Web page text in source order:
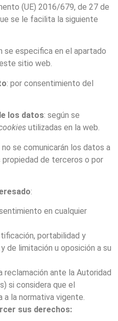
(UE) 2016/679, de 27 de
se le facilita la siguiente
se especifica en el apartado
sitio web.
: por consentimiento del
los datos: según se
utilizadas en la web.
no se comunicarán los datos a
de terceros o por
:
en cualquier
portabilidad y
de limitación u oposición a su
reclamación ante la Autoridad
si considera que el
la normativa vigente.
sus derechos: